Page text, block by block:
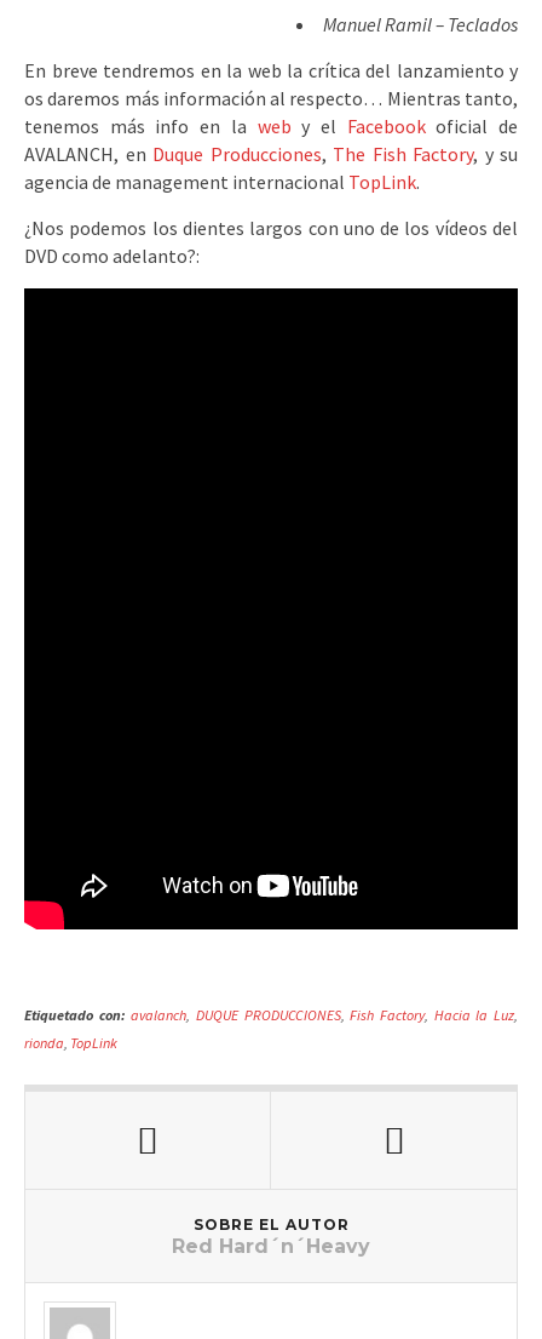
Manuel Ramil – Teclados
En breve tendremos en la web la crítica del lanzamiento y
os daremos más información al respecto… Mientras tanto,
tenemos más info en la web y el Facebookoficial de
AVALANCH, en Duque Producciones, The Fish Factory, y su
agencia de management internacional TopLink.
¿Nos podemos los dientes largos con uno de los vídeos del
DVD como adelanto?:
Etiquetado con: avalanch,DUQUE PRODUCCIONES,Fish Factory, Hacia la Luz,
rionda, TopLink
SOBRE EL AUTOR
Red Hard´n´Heavy